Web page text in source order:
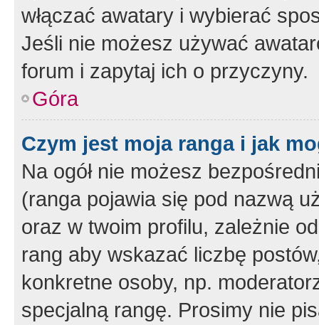
włączać awatary i wybierać
Jeśli nie możesz używać
forum i zapytaj ich o przyczyny.
Góra
Czym jest moja ranga i jak
Na ogół nie możesz
(ranga pojawia się pod nazwą
oraz w twoim profilu, zależnie
rang aby wskazać liczbę
konkretne osoby, np.
specjalną rangę. Prosimy nie